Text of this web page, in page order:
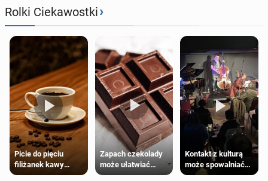
Rolki Ciekawostki›
Picie do pięciu
filiżanek kawy
dziennie jest
Zapach czekolady
może ułatwiać
trening siłowy
Kontakt z kulturą
może spowalniać
starzenie